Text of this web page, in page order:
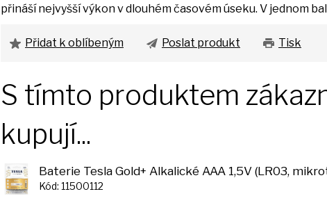
přináší nejvyšší výkonvdlouhém časovém úseku. V jednom
Přidat k oblíbeným Poslat produkt Tisk
S tímto produktem
kupují...
Baterie Tesla Gold+ Alkalické AAA 1,5V (LR03,
Kód: 11500112